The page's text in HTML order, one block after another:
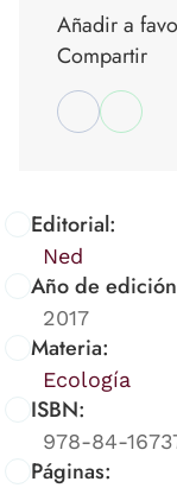
Editorial:
Ned
Año de
2017
Materia:
Ecología
ISBN:
978-84-
Páginas:
Añadir a
Compartir